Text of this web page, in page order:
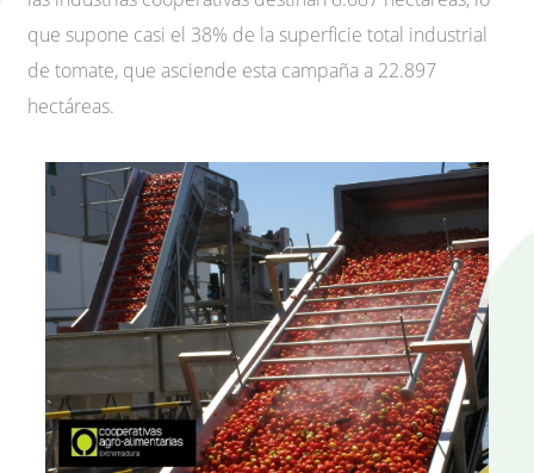
que supone casi el 38% de la superficie total industrial
de tomate, que asciende esta campaña a 22.897
hectáreas.